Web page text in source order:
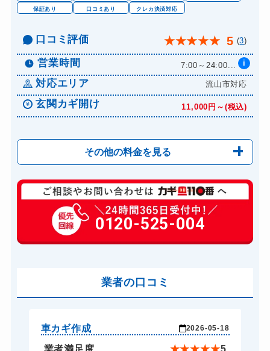
保証あり
口コミあり クレカ決済対応
口コミ評価 ★★★★★ 5 (3)
営業時間 7:00～24:00... i
対応エリア 流山市対応
玄関カギ開け 11,000円～(税込)
その他の料金を見る
玄関カギ修理 6,600円～(税込)
玄関カギ交換 14,300円～(税込)
車カギ開け 13,200円～(税込)
バイクカギ作成
金庫カギ開け 14,300円～(税込)
金庫カギ修理 11,000円～(税込)
0120-525-004
業者の口コミ
車カギ作成 2026-05-18
業者満足度 ★★★★★5